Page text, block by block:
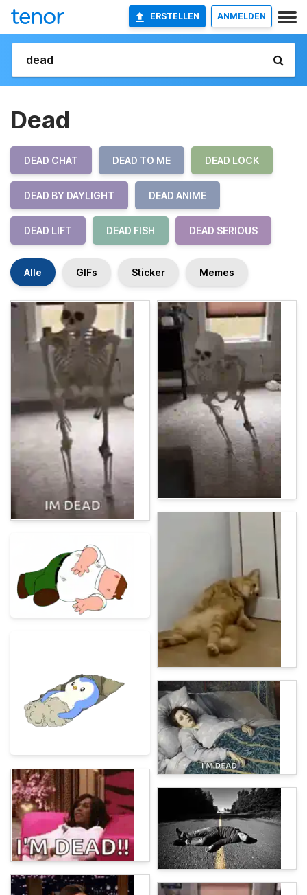
ERSTELLEN ANMELDEN
Dead
DEAD CHAT DEAD TO ME DEAD LOCK
DEAD BY DAYLIGHT DEAD ANIME
DEAD LIFT DEAD FISH DEAD SERIOUS
Alle GIFs Sticker Memes